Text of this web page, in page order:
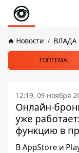
Новости ВЛАДА
ТОПТЕМА:
12:19, 09 ноября
Онлайн-
уже
функцию в
В AppStore и